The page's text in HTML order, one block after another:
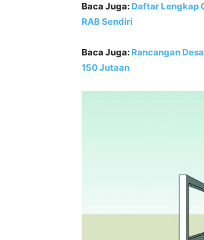
Baca Juga: Daftar Lengkap
RAB Sendiri
Baca Juga: Rancangan
150 Jutaan